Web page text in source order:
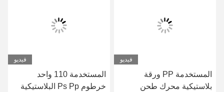
فيديو
المستخدمة PP ورقة
بلاستيكية محرك طحن
فيديو
المستخدمة 110 واحد
خرطوم Ps Pp البلاستيكية